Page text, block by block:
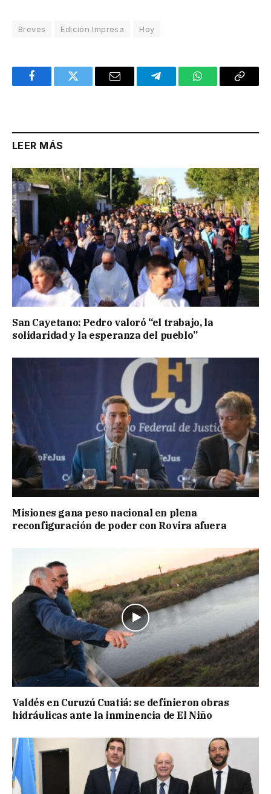
Breves Edición Impresa Hoy
FacebookTwitter Email TelegramWhatsAppCopy
LEER MÁS
San Cayetano: Pedro valoró “el trabajo, la
solidaridad y la esperanza del pueblo”
Misiones gana peso nacional en plena
reconfiguración de poder con Rovira afuera
Valdés en Curuzú Cuatiá: se definieron obras
hidráulicas ante la inminencia de El Niño